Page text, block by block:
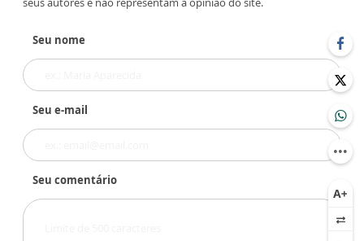
Seu nome
Seu e-mail
Seu comentário